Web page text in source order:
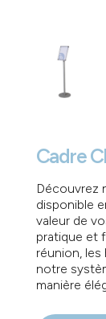
Cadre
Découvrez
disponible
valeur de
pratique et
réunion, les
notre
manière